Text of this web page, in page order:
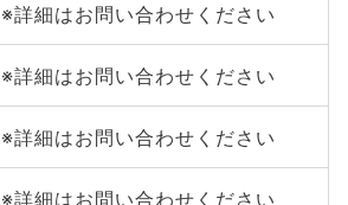
※詳細はお問い合わせください
※詳細はお問い合わせください
※詳細はお問い合わせください
※詳細はお問い合わせください